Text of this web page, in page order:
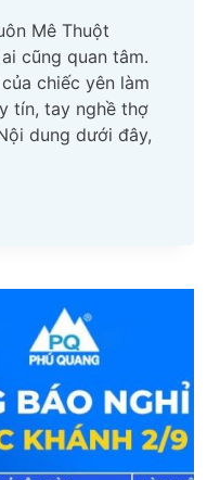
Mê Thuột
cũng quan tâm.
chiếc yên làm
tín, tay nghề thợ
dung dưới đây,